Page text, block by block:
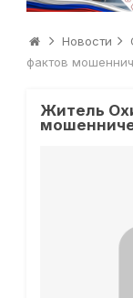
Новости
фактов
Житель